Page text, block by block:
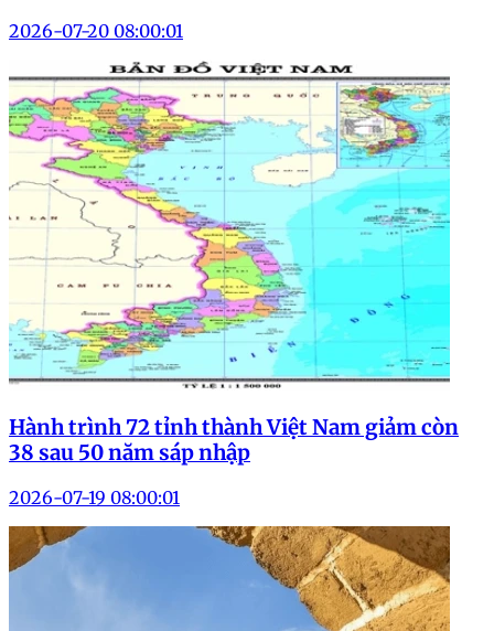
2026-07-20 08:00:01
Hành trình 72 tỉnh thành Việt Nam giảm còn
38 sau 50 năm sáp nhập
2026-07-19 08:00:01